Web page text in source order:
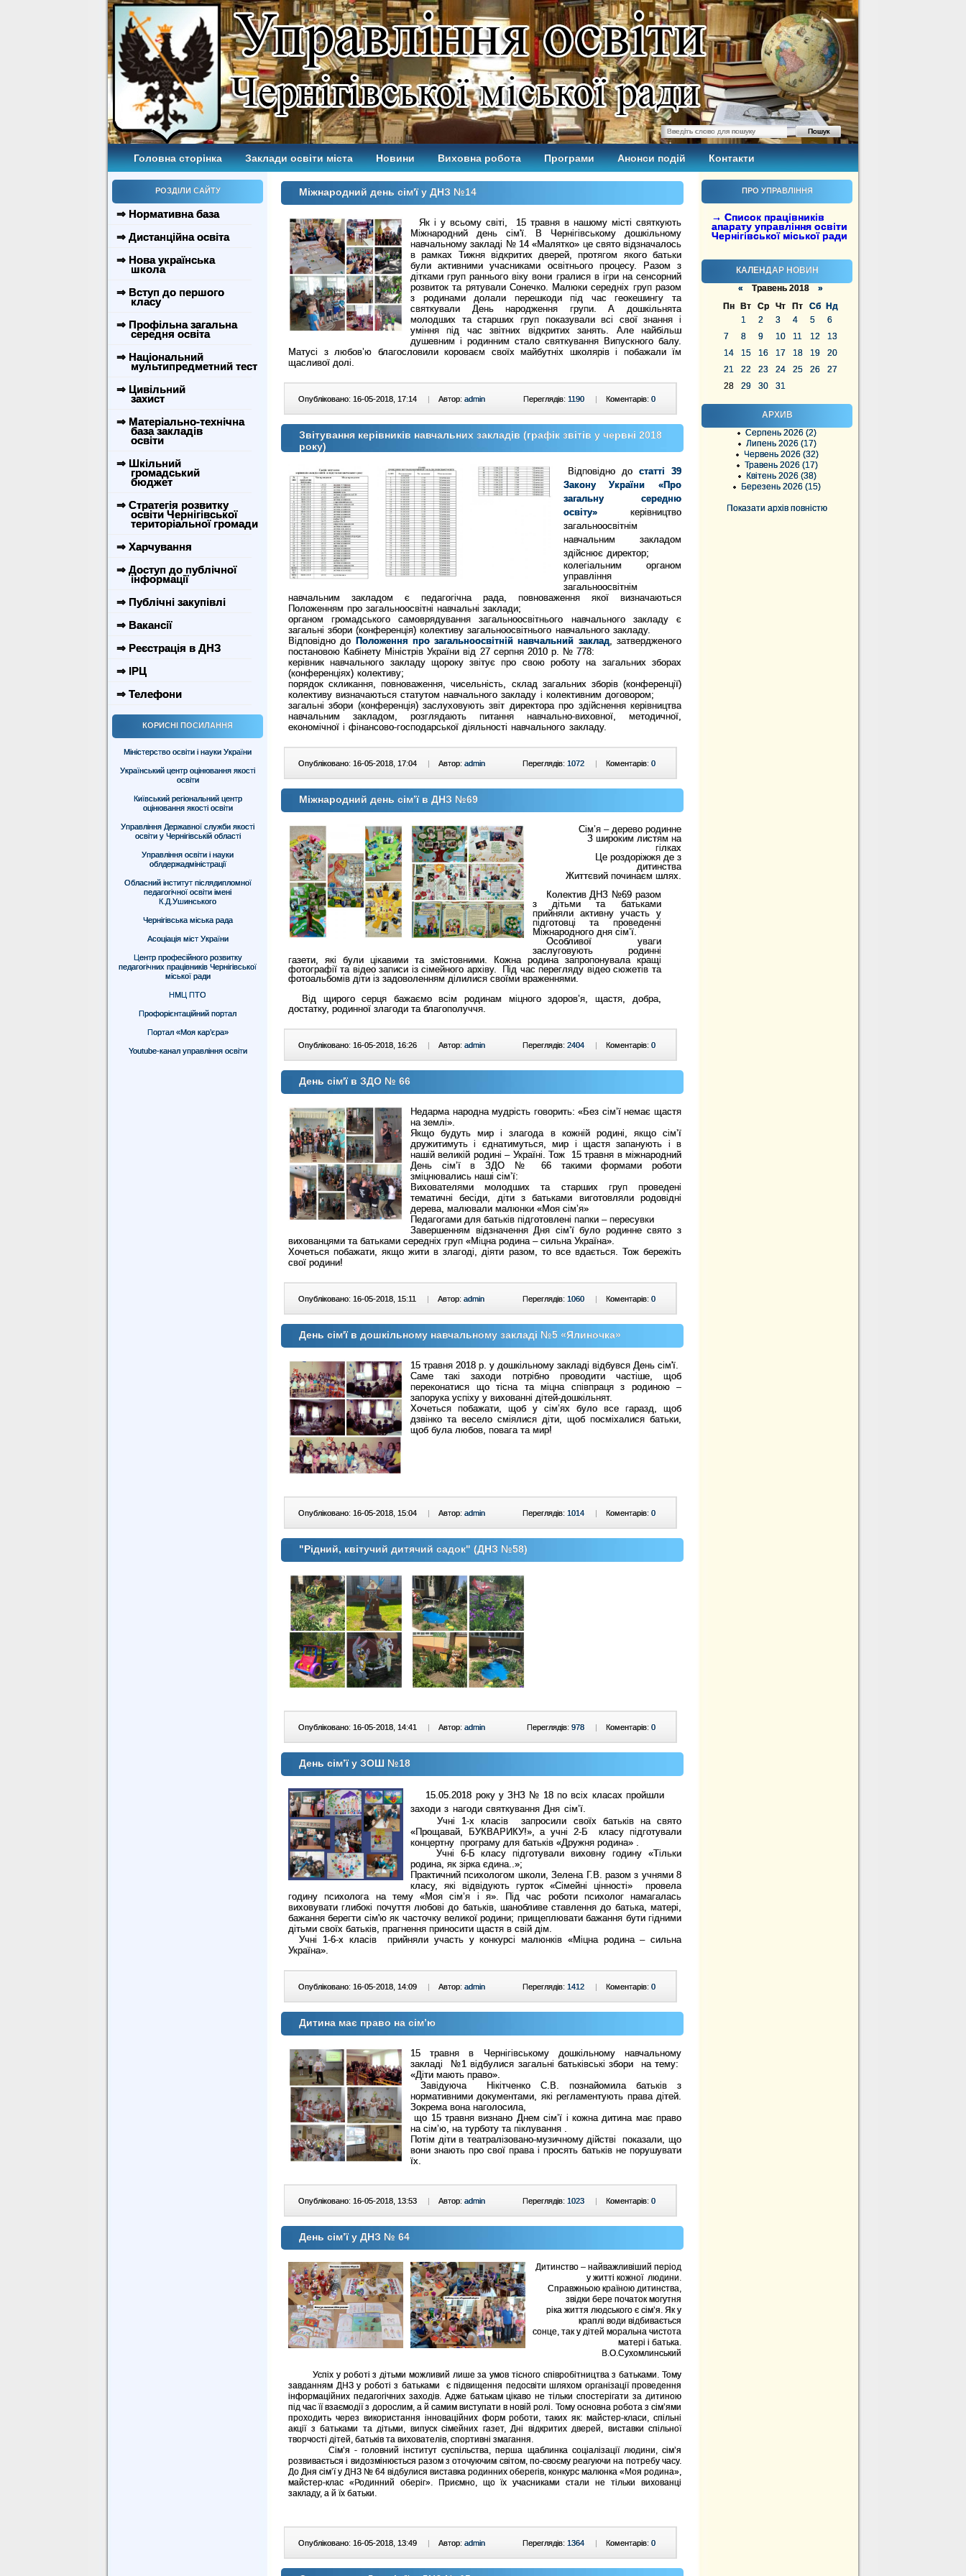
Головна сторінка Заклади освіти міста Новини Виховна робота Програми Анонси подій Контакти
РОЗДІЛИ САЙТУ
⇒ Нормативна база
⇒ Дистанційна освіта
⇒ Нова українська
школа
⇒ Вступ до першого
класу
⇒ Профільна загальна
середня освіта
⇒ Національний
мультипредметний тест
⇒ Цивільний
захист
⇒ Матеріально-технічна
база закладів
освіти
⇒ Шкільний
громадський
бюджет
⇒ Стратегія розвитку
освіти Чернігівської
територіальної громади
⇒ Харчування
⇒ Доступ до публічної
інформації
⇒ Публічні закупівлі
⇒ Вакансії
⇒ Реєстрація в ДНЗ
⇒ ІРЦ
⇒ Телефони
КОРИСНІ ПОСИЛАННЯ
Міністерство освіти і науки України
Український центр оцінювання якості
освіти
Київський регіональний центр
оцінювання якості освіти
Управління Державної служби якості
освіти у Чернігівській області
Управління освіти і науки
облдержадміністрації
Обласний інститут післядипломної
педагогічної освіти імені
К.Д.Ушинського
Чернігівська міська рада
Асоціація міст України
Центр професійного розвитку
педагогічних працівників Чернігівської
міської ради
НМЦ ПТО
Профорієнтаційний портал
Портал «Моя кар’єра»
Youtube-канал управління освіти
ПРО УПРАВЛІННЯ
→ Список працівників
апарату управління освіти
Чернігівської міської ради
КАЛЕНДАР НОВИН
« Травень 2018 »
Пн
Вт Ср Чт Пт Сб
Нд
1
2 3 4 5
6
7
8 9 10 11 12
13
14
15 16 17 18 19
20
21
22 23 24 25 26
27
28
29 30 31
АРХИВ
Серпень 2026 (2)
Липень 2026 (17)
Червень 2026 (32)
Травень 2026 (17)
Квітень 2026 (38)
Березень 2026 (15)
Показати архів повністю
Міжнародний день сім'ї у ДНЗ №14
Як і у всьому світі, 15 травня в нашому місті святкують
Міжнародний день сім'ї. В Чернігівському дошкільному
навчальному закладі № 14 «Малятко» це свято відзначалось
в рамках Тижня відкритих дверей, протягом якого батьки
були активними учасниками освітнього процесу. Разом з
дітками груп раннього віку вони гралися в ігри на сенсорний
розвиток та рятували Сонечко. Малюки середніх груп разом
з родинами долали перешкоди під час геокешингу та
святкували День народження групи. А дошкільнята
молодших та старших груп показували всі свої знання і
уміння під час звітних відкритих занять. Але найбільш
душевним і родинним стало святкування Випускного балу.
Матусі з любов’ю благословили короваєм своїх майбутніх школярів і побажали їм
щасливої долі.
Опубліковано: 16-05-2018, 17:14 | Автор: admin Коментарів: 0
Переглядів: 1190 |
Звітування керівників навчальних закладів (графік звітів у червні 2018
року)
Відповідно достатті 39
Закону України «Про
загальну середню
освіту»
керівництво
загальноосвітнім
навчальним закладом
здійснює директор;
колегіальним органом
управління
загальноосвітнім
навчальним закладом є педагогічна рада, повноваження якої визначаються
Положенням про загальноосвітні навчальні заклади;
органом громадського самоврядування загальноосвітнього навчального закладу є
загальні збори (конференція) колективу загальноосвітнього навчального закладу.
Відповідно до
Положення про загальноосвітній навчальний заклад, затвердженого
постановою Кабінету Міністрів України від 27 серпня 2010 р. № 778:
керівник навчального закладу щороку звітує про свою роботу на загальних зборах
(конференціях) колективу;
порядок скликання, повноваження, чисельність, склад загальних зборів (конференції)
колективу визначаються статутом навчального закладу і колективним договором;
загальні збори (конференція) заслуховують звіт директора про здійснення керівництва
навчальним закладом, розглядають питання навчально-виховної, методичної,
економічної і фінансово-господарської діяльності навчального закладу.
Опубліковано: 16-05-2018, 17:04 | Автор: admin Коментарів: 0
Переглядів: 1072 |
Міжнародний день сім’ї в ДНЗ №69
Сім’я – дерево родинне
З широким листям на
гілках
Це роздоріжжя де з
дитинства
Життєвий починаєм шлях.
Колектив ДНЗ №69 разом
з дітьми та батьками
прийняли активну участь у
підготовці та проведенні
Міжнародного дня сім’ї.
Особливої уваги
заслуговують родинні
газети, які були цікавими та змістовними. Кожна родина запропонувала кращі
фотографії та відео записи із сімейного архіву. Під час перегляду відео сюжетів та
фотоальбомів діти із задоволенням ділилися своїми враженнями.
Від щирого серця бажаємо всім родинам міцного здоров’я, щастя, добра,
достатку, родинної злагоди та благополуччя.
Опубліковано: 16-05-2018, 16:26 | Автор: admin Коментарів: 0
Переглядів: 2404 |
День сім'ї в ЗДО № 66
Недарма народна мудрість говорить: «Без сім’ї немає щастя
на землі».
Якщо будуть мир і злагода в кожній родині, якщо сім’ї
дружитимуть і єднатимуться, мир і щастя запанують і в
нашій великій родині – Україні. Тож 15 травня в міжнародний
День сім’ї в ЗДО № 66 такими формами роботи
зміцнювались наші сім’ї:
Вихователями молодших та старших груп проведені
тематичні бесіди, діти з батьками виготовляли родовідні
дерева, малювали малюнки «Моя сім’я»
Педагогами для батьків підготовлені папки – пересувки
Завершенням відзначення Дня сім’ї було родинне свято з
вихованцями та батьками середніх груп «Міцна родина – сильна Україна».
Хочеться побажати, якщо жити в злагоді, діяти разом, то все вдається. Тож бережіть
свої родини!
Опубліковано: 16-05-2018, 15:11 | Автор: admin Коментарів: 0
Переглядів: 1060 |
День сім'ї в дошкільному навчальному закладі №5 «Ялиночка»
15 травня 2018 р. у дошкільному закладі відбувся День сім'ї.
Саме такі заходи потрібно проводити частіше, щоб
переконатися що тісна та міцна співпраця з родиною –
запорука успіху у вихованні дітей-дошкільнят.
Хочеться побажати, щоб у сім’ях було все гаразд, щоб
дзвінко та весело сміялися діти, щоб посміхалися батьки,
щоб була любов, повага та мир!
Опубліковано: 16-05-2018, 15:04 | Автор: admin Коментарів: 0
Переглядів: 1014 |
"Рідний, квітучий дитячий садок" (ДНЗ №58)
Опубліковано: 16-05-2018, 14:41 | Автор: admin Коментарів: 0
Переглядів: 978 |
День сім’ї у ЗОШ №18
15.05.2018 року у ЗНЗ № 18 по всіх класах пройшли
заходи з нагоди святкування Дня сім’ї.
Учні 1-х класів запросили своїх батьків на свято
«Прощавай, БУКВАРИКУ!», а учні 2-Б класу підготували
концертну програму для батьків «Дружня родина» .
Учні 6-Б класу підготували виховну годину «Тільки
родина, як зірка єдина..»;
Практичний психологом школи, Зелена Г.В. разом з учнями 8
класу, які відвідують гурток «Сімейні цінності» провела
годину психолога на тему «Моя сім’я і я». Під час роботи психолог намагалась
виховувати глибокі почуття любові до батьків, шанобливе став­лення до батька, матері,
ба­жання берегти сім'ю як часточку великої родини; прищеплювати бажання бути гідними
дітьми своїх батьків, прагнення приносити щастя в свій дім.
Учні 1-6-х класів прийняли участь у конкурсі малюнків «Міцна родина – сильна
Україна».
Опубліковано: 16-05-2018, 14:09 | Автор: admin Коментарів: 0
Переглядів: 1412 |
Дитина має право на сім’ю
15 травня в Чернігівському дошкільному навчальному
закладі №1 відбулися загальні батьківські збори на тему:
«Діти мають право».
Завідуюча Нікітченко С.В. познайомила батьків з
нормативними документами, які регламентують права дітей.
Зокрема вона наголосила,
що 15 травня визнано Днем сім’ї і кожна дитина має право
на сім’ю, на турботу та піклування .
Потім діти в театралізовано-музичному дійстві показали, що
вони знають про свої права і просять батьків не порушувати
їх.
Опубліковано: 16-05-2018, 13:53 | Автор: admin Коментарів: 0
Переглядів: 1023 |
День сім’ї у ДНЗ № 64
Дитинство – найважливіший період
у житті кожної людини.
Справжньою країною дитинства,
звідки бере початок могутня
ріка життя людського є сім’я. Як у
краплі води відбивається
сонце, так у дітей моральна чистота
матері і батька.
В.О.Сухомлинський
Успіх у роботі з дітьми можливий лише за умов тісного співробітництва з батьками. Тому
завданням ДНЗ у роботі з батьками є підвищення педосвіти шляхом організації проведення
інформаційних педагогічних заходів. Адже батькам цікаво не тільки спостерігати за дитиною
під час її взаємодії з дорослим, а й самим виступати в новій ролі. Тому основна робота з сім’ями
проходить через використання інноваційних форм роботи, таких як: майстер-класи, спільні
акції з батьками та дітьми, випуск сімейних газет, Дні відкритих дверей, виставки спільної
творчості дітей, батьків та вихователів, спортивні змагання.
Сім’я - головний інститут суспільства, перша щаблинка соціалізації людини, сім’я
розвивається і видозмінюється разом з оточуючим світом, по-своєму реагуючи на потребу часу.
До Дня сім’ї у ДНЗ № 64 відбулися виставка родинних оберегів, конкурс малюнка «Моя родина»,
майстер-клас «Родинний оберіг». Приємно, що їх учасниками стали не тільки вихованці
закладу, а й їх батьки.
Опубліковано: 16-05-2018, 13:49 | Автор: admin Коментарів: 0
Переглядів: 1364 |